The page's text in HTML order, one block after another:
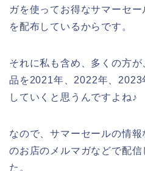
ガを使ってお得なサマーセ
を配布しているからです。
それに私も含め、多くの方
品を2021年、2022年、2023
していくと思うんですよね♪
なので、サマーセールの情報
のお店のメルマガなどで配
た。